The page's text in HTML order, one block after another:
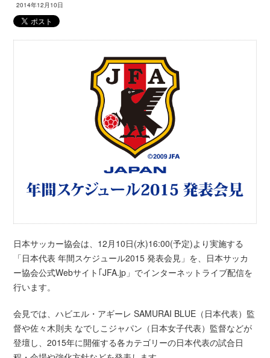
2014年12月10日
日本サッカー協会は、12月10日(水)16:00(予定)より実施する
「日本代表 年間スケジュール2015 発表会見」を、日本サッカ
ー協会公式Webサイト｢JFA.jp」でインターネットライブ配信を
行います。
会見では、ハビエル・アギーレ SAMURAI BLUE（日本代表）監
督や佐々木則夫 なでしこジャパン（日本女子代表）監督などが
登壇し、2015年に開催する各カテゴリーの日本代表の試合日